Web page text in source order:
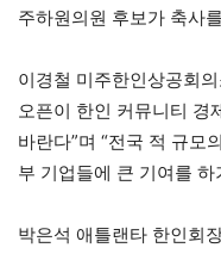
주하원의원 후보가 축사
이경철 미주한인상공회
오픈이 한인 커뮤니티 경
바란다”며 “전국 적 규모
부 기업들에 큰 기여를 하
박은석 애틀랜타 한인회